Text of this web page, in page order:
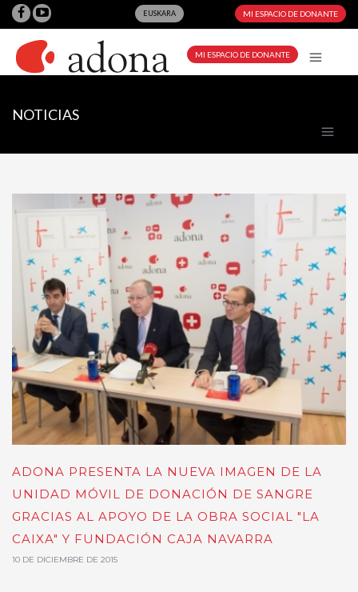
EUSKARA MI ESPACIO DE DONANTE
MI ESPACIO DE DONANTE
NOTICIAS
ADONA PRESENTA LA NUEVA IMAGEN DE LA
UNIDAD MÓVIL DE DONACIÓN DE SANGRE
GRACIAS AL APOYO DE LA OBRA SOCIAL "LA
CAIXA" Y FUNDACIÓN CAJA NAVARRA
10 DE DICIEMBRE DE 2015